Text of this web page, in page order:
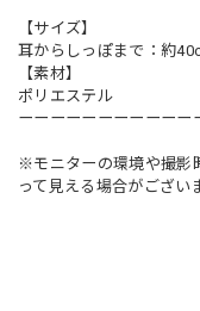
【サイズ】
耳からしっぽまで：約
【素材】
ポリエステル
ーーーーーーーーーーー
※モニターの環境や撮影
って見える場合がござい